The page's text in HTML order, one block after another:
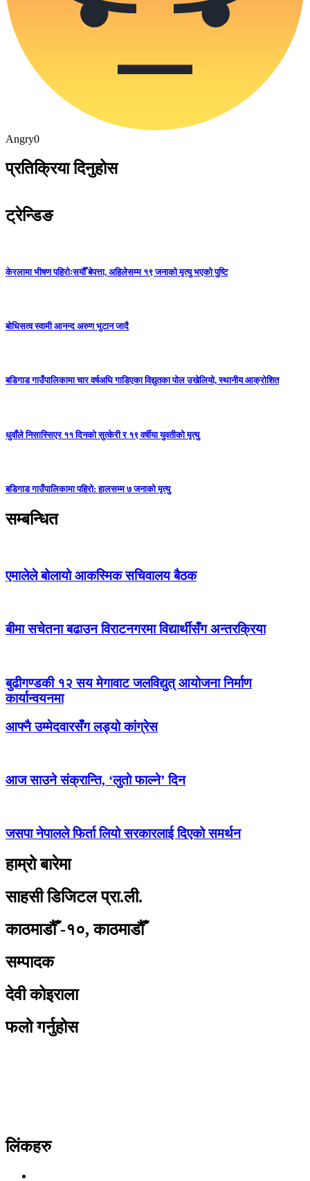
Angry0
प्रतिक्रिया दिनुहोस
ट्रेन्डिङ
केरलामा भीषण पहिरोःसयौँ बेपत्ता, अहिलेसम्म १९ जनाको मृत्यु भएको पुष्टि
बोधिसत्व स्वामी आनन्द अरुण भुटान जादै
बडिगाड गाउँपालिकामा चार वर्षअघि गाडिएका विद्युतका पोल उखेलियो, स्थानीय आक्रोशित
धुवाँले निसास्सिएर ११ दिनको सुत्केरी र १९ वर्षीया युवतीको मृत्यु
बडिगाड गाउँपालिकामा पहिरो: हालसम्म ७ जनाको मृत्यु
सम्बन्धित
एमालेले बोलायो आकस्मिक सचिवालय बैठक
बीमा सचेतना बढाउन विराटनगरमा विद्यार्थीसँग अन्तरक्रिया
बुढीगण्डकी १२ सय मेगावाट जलविद्युत् आयोजना निर्माण
कार्यान्वयनमा
आफ्नै उम्मेदवारसँग लड्यो कांग्रेस
आज साउने संक्रान्ति, ‘लुतो फाल्ने’ दिन
जसपा नेपालले फिर्ता लियो सरकारलाई दिएको समर्थन
हाम्रो बारेमा
साहसी डिजिटल प्रा.ली.
काठमाडौँ -१०, काठमाडौँ
सम्पादक
देवी कोइराला
फलो गर्नुहोस
लिंकहरु